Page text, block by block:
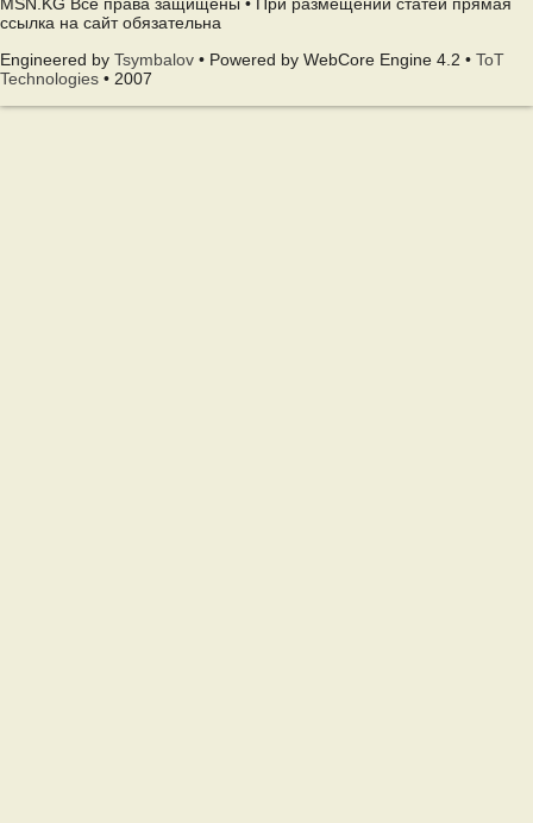
ссылка на сайт обязательна
Engineered by Tsymbalov • Powered by WebCore Engine 4.2 • ToT
Technologies • 2007